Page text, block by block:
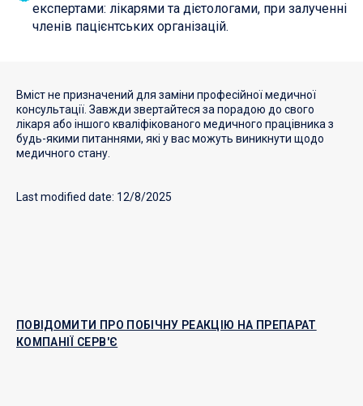
експертами: лікарями та дієтологами, при залученні
членів пацієнтських організацій.
Вміст не призначений для заміни професійної медичної
консультації. Завжди звертайтеся за порадою до свого
лікаря або іншого кваліфікованого медичного працівника з
будь-якими питаннями, які у вас можуть виникнути щодо
медичного стану.
Last modified date: 12/8/2025
ПОВІДОМИТИ ПРО ПОБІЧНУ РЕАКЦІЮ НА ПРЕПАРАТ
КОМПАНІЇ СЕРВ'Є